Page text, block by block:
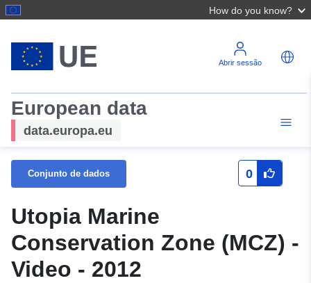
How do you know?
Abrir sessão
European data
data.europa.eu
Conjunto de dados 0
Utopia Marine
Conservation Zone (MCZ) -
Video - 2012